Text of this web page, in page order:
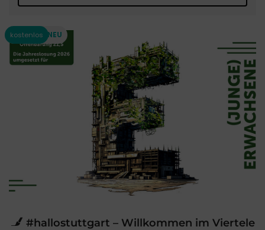
#hallostuttgart – Willkommen im Viertele